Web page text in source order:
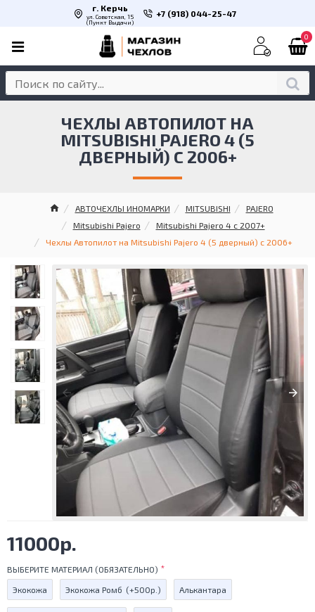
г. Керчь
ул. Советская, 15
(Пункт Выдачи)
+7 (918) 044-25-47
0
АВТОЧЕХЛЫ ИНОМАРКИ MITSUBISHI
PAJERO
Mitsubishi Pajero
Mitsubishi Pajero 4 с 2007+
Чехлы Автопилот на Mitsubishi Pajero 4 (5 дверный) с 2006+
ЧЕХЛЫ АВТОПИЛОТ НА
MITSUBISHI PAJERO 4 (5
ДВЕРНЫЙ) С 2006+
11000р.
ВЫБЕРИТЕ МАТЕРИАЛ (ОБЯЗАТЕЛЬНО)
Экокожа Экокожа Ромб (+500р.) Алькантара